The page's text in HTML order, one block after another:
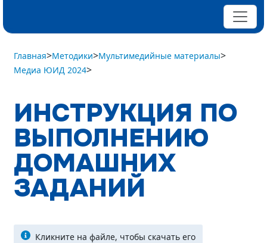
Главная>Методики>Мультимедийные материалы>
Медиа ЮИД 2024>
ИНСТРУКЦИЯ ПО
ВЫПОЛНЕНИЮ
ДОМАШНИХ
ЗАДАНИЙ
Кликните на файле, чтобы скачать его